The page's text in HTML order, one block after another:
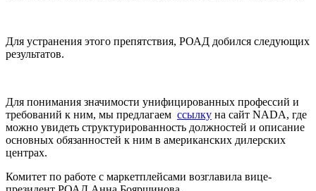
Для устранения этого препятствия, РОАД добился следующих
результатов.
Для понимания значимости унифицированных профессий и
требований к ним, мы предлагаем ссылку на сайт NADA, где
можно увидеть структурированность должностей и описание
основных обязанностей к ним в американских дилерских
центрах.
Комитет по работе с маркетплейсами возглавила вице-